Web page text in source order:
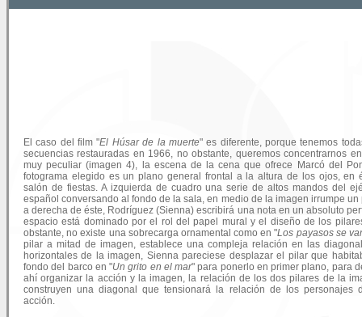
El caso del film "El Húsar de la muerte" es diferente, porque tenemos
secuencias restauradas en 1966, no obstante, queremos concentrarnos
muy peculiar (imagen 4), la escena de la cena que ofrece Marcó del
fotograma elegido es un plano general frontal a la altura de los ojos, en
salón de fiestas. A izquierda de cuadro una serie de altos mandos del
español conversando al fondo de la sala, en medio de la imagen irrumpe un
a derecha de éste, Rodríguez (Sienna) escribirá una nota en un absoluto
espacio está dominado por el rol del papel mural y el diseño de los
obstante, no existe una sobrecarga ornamental como en "Los payasos se
pilar a mitad de imagen, establece una compleja relación en las
horizontales de la imagen, Sienna pareciese desplazar el pilar que
fondo del barco en "Un grito en el mar" para ponerlo en primer plano, para
ahí organizar la acción y la imagen, la relación de los dos pilares de la
construyen una diagonal que tensionará la relación de los personajes
acción.